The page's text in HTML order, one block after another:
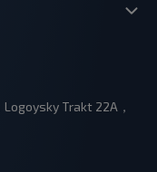
Trakt 22A，